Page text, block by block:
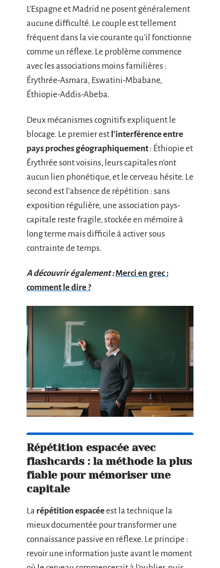
L’Espagne et Madrid ne posent généralement
aucune difficulté. Le couple est tellement
fréquent dans la vie courante qu’il fonctionne
comme un réflexe. Le problème commence
avec les associations moins familières :
Érythrée-Asmara, Eswatini-Mbabane,
Éthiopie-Addis-Abeba.
Deux mécanismes cognitifs expliquent le
blocage. Le premier est l’interférence entre
pays proches géographiquement: Éthiopie et
Érythrée sont voisins, leurs capitales n’ont
aucun lien phonétique, et le cerveau hésite. Le
second est l’absence de répétition : sans
exposition régulière, une association pays-
capitale reste fragile, stockée en mémoire à
long terme mais difficile à activer sous
contrainte de temps.
A découvrir également : Merci en grec :
comment le dire ?
Répétition espacée avec
flashcards : la méthode la plus
fiable pour mémoriser une
capitale
La répétition espacéeest la technique la
mieux documentée pour transformer une
connaissance passive en réflexe. Le principe :
revoir une information juste avant le moment